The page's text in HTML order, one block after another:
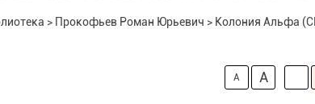
> Прокофьев Роман Юрьевич > Колония Альфа
A A